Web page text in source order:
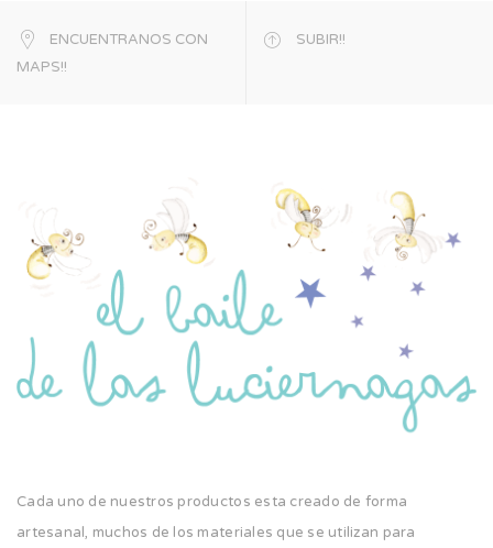
ENCUENTRANOS CON
MAPS!!
SUBIR!!
Cada uno de nuestros productos esta creado de forma
artesanal, muchos de los materiales que se utilizan para